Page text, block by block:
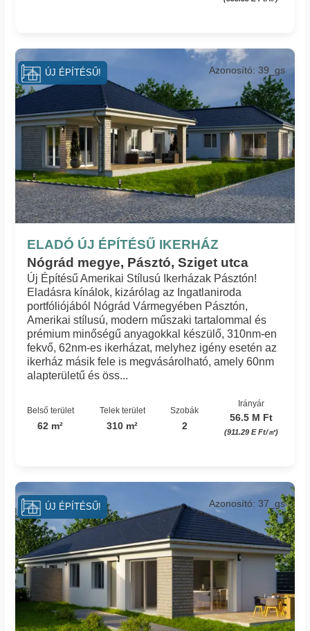
ELADÓ ÚJ ÉPÍTÉSŰ IKERHÁZ
Nógrád megye, Pásztó, Sziget utca
Azonosító: 39_gs
Új Építésű Amerikai Stílusú Ikerházak Pásztón!
Eladásra kínálok, kizárólag az Ingatlaniroda
portfóliójából Nógrád Vármegyében Pásztón,
Amerikai stílusú, modern műszaki tartalommal és
prémium minőségű anyagokkal készülő, 310nm-en
fekvő, 62nm-es ikerházat, melyhez igény esetén az
ikerház másik fele is megvásárolható, amely 60nm
alapterületű és öss...
Belső terület
62 m²
Telek terület
310 m²
Szobák
2
Irányár
56.5 M Ft
(911.29 E Ft/㎡)
ÚJ ÉPÍTÉSŰ!
Azonosító: 37_gs
ÚJ ÉPÍTÉSŰ!